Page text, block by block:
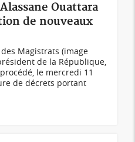
Ouattara
de nouveaux
Magistrats (image
de la République,
le mercredi 11
de décrets portant